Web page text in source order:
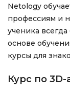
Netology
профессиям и
ученика
основе
курсы для
Курс по